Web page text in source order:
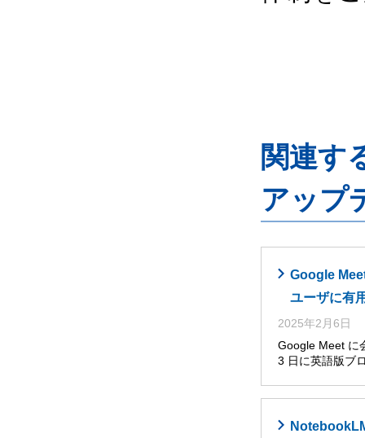
関連す
アップ
Google
ユーザに有
2025年2月6日
Google Meet に
3 日に英語版ブ